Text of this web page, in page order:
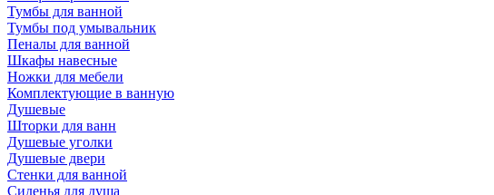
Тумбы для ванной
Тумбы под умывальник
Пеналы для ванной
Шкафы навесные
Ножки для мебели
Комплектующие в ванную
Душевые
Шторки для ванн
Душевые уголки
Душевые двери
Стенки для ванной
Сиденья для душа